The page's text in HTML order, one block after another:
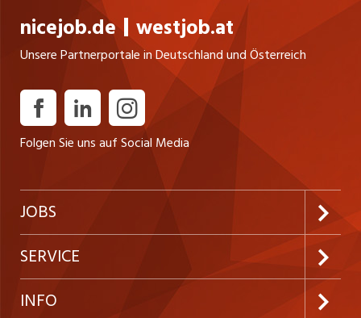
nicejob.de westjob.at
Unsere Partnerportale in Deutschland und Österreich
Folgen Sie uns auf Social Media
JOBS
Jobabo abonnieren
Neue Stellen
SERVICE
Kundenlogin
INFO